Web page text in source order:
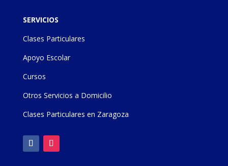
SERVICIOS
Clases Particulares
Apoyo Escolar
Cursos
Otros Servicios a Domicilio
Clases Particulares en Zaragoza